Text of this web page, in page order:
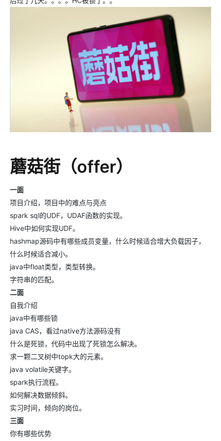
蘑菇街（offer）
一面
项目介绍，项目中的难点与亮点
spark sql的UDF，UDAF函数的实现。
Hive中如何实现UDF。
hashmap源码中有哪些成员变量，什么时候适合增大负载因子，
什么时候适合减小。
java中float类型，类型转换。
字符串的匹配。
二面
自我介绍
java中有哪些锁
java CAS，看过native方法源码没有
什么是死锁，代码中出现了死锁怎么解决。
求一颗二叉树中topk大的元素。
java volatile关键字。
spark执行流程。
如何解决数据倾斜。
实习时间，倾向的岗位。
三面
你有哪些优势